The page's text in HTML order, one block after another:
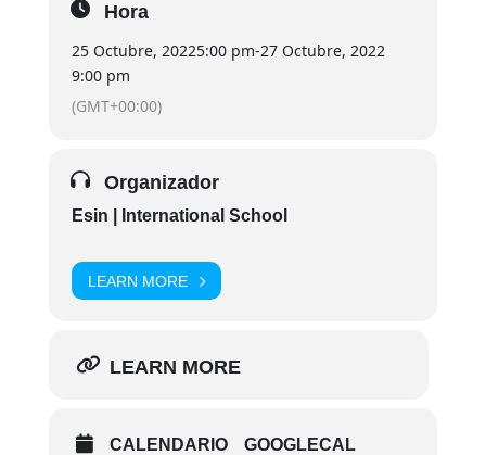
Hora
25 Octubre, 20225:00 pm-27 Octubre, 2022
9:00 pm
(GMT+00:00)
Organizador
Esin | International School
LEARN MORE
LEARN MORE
CALENDARIO GOOGLECAL